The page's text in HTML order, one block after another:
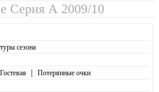
Серия А 2009/10
сезона
Гостевая | Потерянные очки